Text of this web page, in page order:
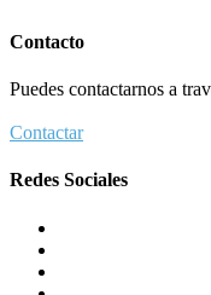
Contacto
Puedes contactarnos a
Contactar
Redes Sociales